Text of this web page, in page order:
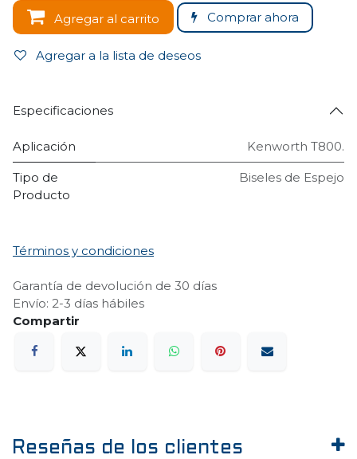
Agregar al carrito Comprar ahora
Agregar a la lista de deseos
Especificaciones
Aplicación Kenworth T800.
Tipo de
Producto
Biseles de Espejo
Términos y condiciones
Garantía de devolución de 30 días
Envío: 2-3 días hábiles
Reseñas de los clientes